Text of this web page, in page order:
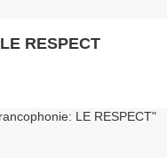
RESPECT